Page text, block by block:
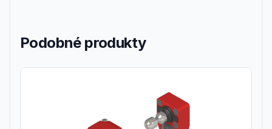
Podobné produkty